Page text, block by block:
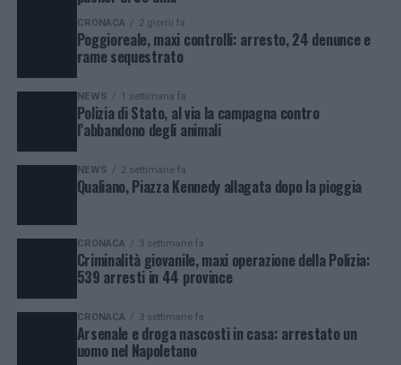
CRONACA 2 giorni fa
Poggioreale, maxi controlli: arresto, 24 denunce e
rame sequestrato
NEWS 1 settimana fa
Polizia di Stato, al via la campagna contro
l’abbandono degli animali
NEWS 2 settimane fa
Qualiano, Piazza Kennedy allagata dopo la pioggia
CRONACA 3 settimane fa
Criminalità giovanile, maxi operazione della Polizia:
539 arresti in 44 province
CRONACA 3 settimane fa
Arsenale e droga nascosti in casa: arrestato un
uomo nel Napoletano